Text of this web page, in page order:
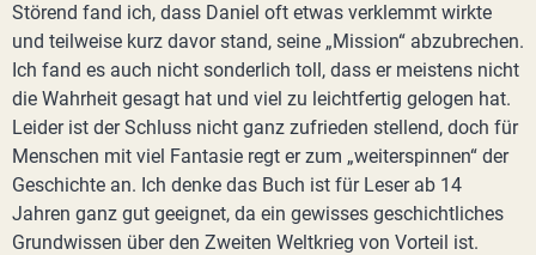
Störend fand ich, dass Daniel oft etwas verklemmt wirkte
und teilweise kurz davor stand, seine „Mission“ abzubrechen.
Ich fand es auch nicht sonderlich toll, dass er meistens nicht
die Wahrheit gesagt hat und viel zu leichtfertig gelogen hat.
Leider ist der Schluss nicht ganz zufrieden stellend, doch für
Menschen mit viel Fantasie regt er zum „weiterspinnen“ der
Geschichte an. Ich denke das Buch ist für Leser ab 14
Jahren ganz gut geeignet, da ein gewisses geschichtliches
Grundwissen über den Zweiten Weltkrieg von Vorteil ist.